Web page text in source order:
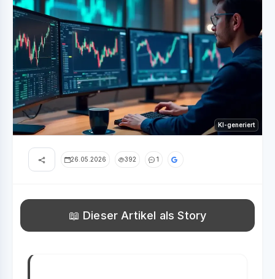
KI-generiert
26.05.2026 392 1
📖 Dieser Artikel als Story